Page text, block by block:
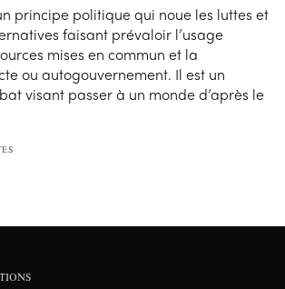
principe politique qui noue les luttes et
faisant prévaloir l’usage
mises en commun et la
ou autogouvernement. Il est un
visant passer à un monde d’après le